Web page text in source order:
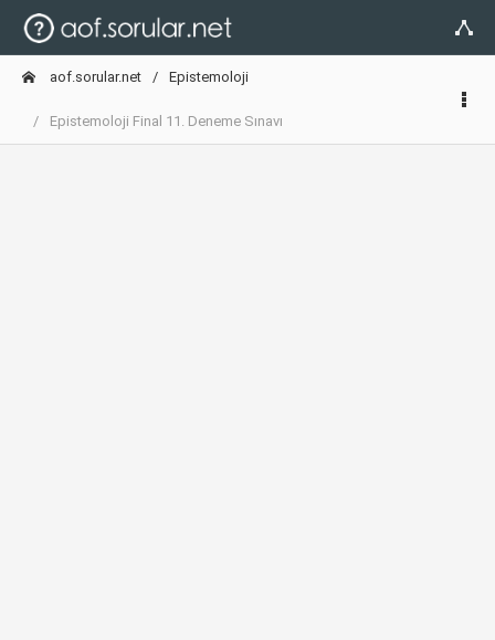
aof.sorular.net Epistemoloji
Epistemoloji Final 11. Deneme Sınavı